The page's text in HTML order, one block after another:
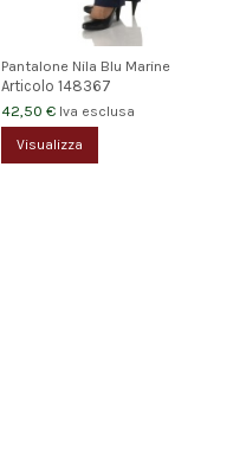
Pantalone Nila Blu Marine
Articolo148367
42,50 € Iva esclusa
Visualizza